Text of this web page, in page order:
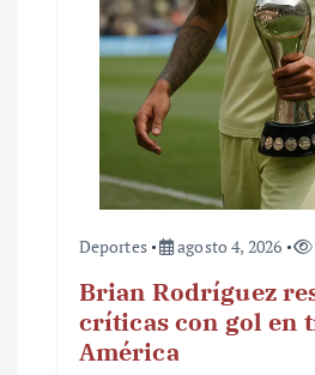
Deportes agosto 4, 2026
Brian Rodríguez
críticas con gol en
América